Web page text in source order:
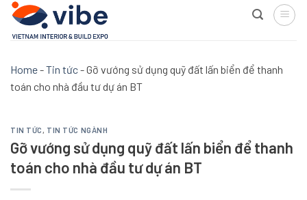
Skip
content
Home-Tin tức-Gỡ vướng sử dụng quỹ đất lấn biển để thanh
toán cho nhà đầu tư dự án BT
TIN TỨC , TIN TỨC NGÀNH
Gỡ vướng sử dụng quỹ đất lấn biển để thanh
toán cho nhà đầu tư dự án BT